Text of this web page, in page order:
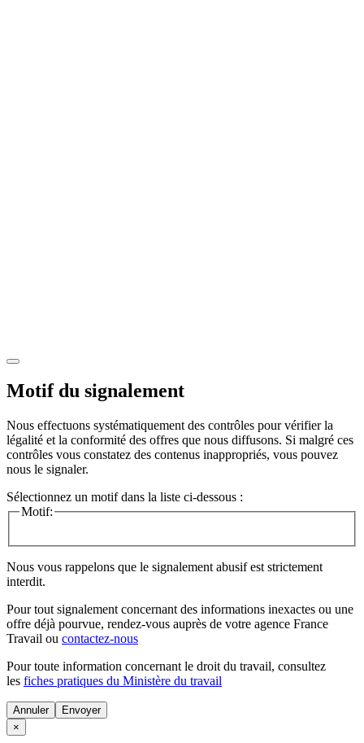
Motif du signalement
Nous effectuons systématiquement des contrôles pour vérifier la
légalité et la conformité des offres que nous diffusons. Si malgré ces
contrôles vous constatez des contenus inappropriés, vous pouvez
nous le signaler.
Sélectionnez un motif dans la liste ci-dessous :
Motif:
Nous vous rappelons que le signalement abusif est strictement
interdit.
Pour tout signalement concernant des informations inexactes ou une
offre déjà pourvue, rendez-vous auprès de votre agence France
Travail ou contactez-nous
Pour toute information concernant le droit du travail, consultez
les fiches pratiques du Ministère du travail
Annuler
×